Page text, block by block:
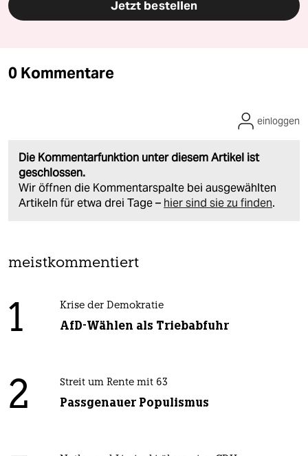
Jetzt bestellen
0 Kommentare
Die Kommentarfunktion unter diesem Artikel ist
geschlossen.
Wir öffnen die Kommentarspalte bei ausgewählten
Artikeln für etwa drei Tage – hier sind sie zu finden.
einloggen
meistkommentiert
1 Krise der Demokratie
AfD-Wählen als Triebabfuhr
2 Streit um Rente mit 63
Passgenauer Populismus